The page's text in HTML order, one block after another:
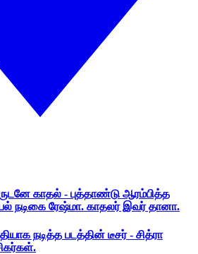
காதல் - புத்தாண்டு ஆரம்பித்த
நடிகை ரேஷ்மா. காதலர் இவர் தானா.
நடித்த படத்தின் டீசர் - சித்ரா